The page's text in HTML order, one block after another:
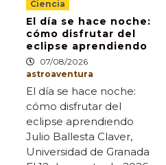
Ciencia
El día se hace noche:
cómo disfrutar del
eclipse aprendiendo
07/08/2026
astroaventura
El día se hace noche:
cómo disfrutar del
eclipse aprendiendo
Julio Ballesta Claver,
Universidad de Granada